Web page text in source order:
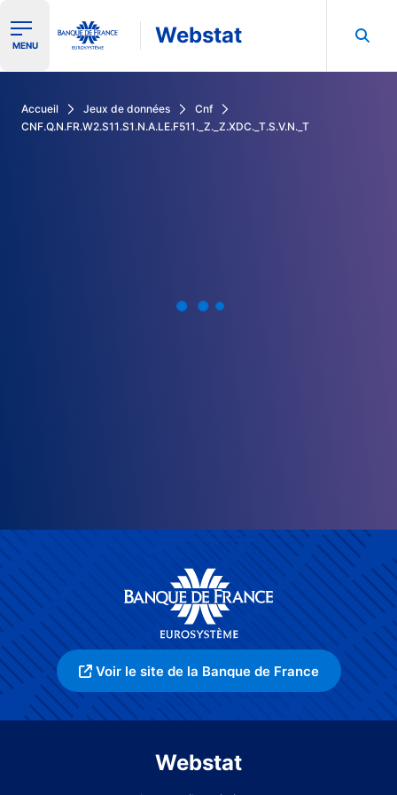
Ouvrir le menu de navigation
MENU Webstat
Accueil Jeux de données
Cnf
CNF.Q.N.FR.W2.S11.S1.N.A.LE.F511._Z._Z.XDC._T.S.V.N._T
Voir le site de la Banque de France
Webstat